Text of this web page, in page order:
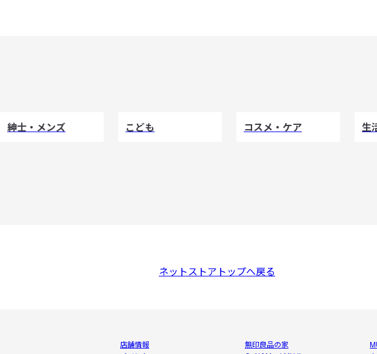
紳士・メンズ こども コスメ・ケア 生
ネットストアトップへ戻る
店舗情報
無印良品の家